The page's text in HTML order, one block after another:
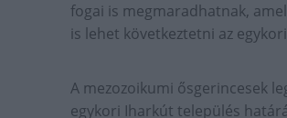
fogai is megmaradhatnak,
is lehet következtetni az
A mezozoikumi ősgerincesek
egykori Iharkút település